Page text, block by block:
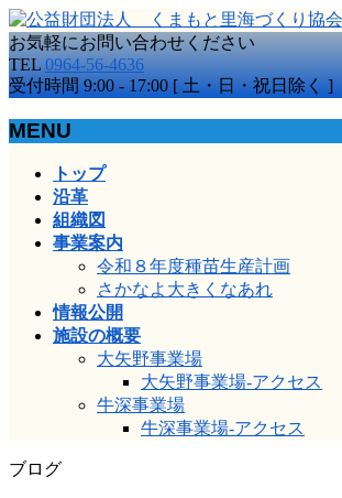
お気軽にお問い合わせください
TEL 0964-56-4636
受付時間 9:00 - 17:00 [ 土・日・祝日除く ]
MENU
トップ
沿革
組織図
事業案内
令和８年度種苗生産計画
さかなよ大きくなあれ
情報公開
施設の概要
大矢野事業場
大矢野事業場-アクセス
牛深事業場
牛深事業場-アクセス
ブログ